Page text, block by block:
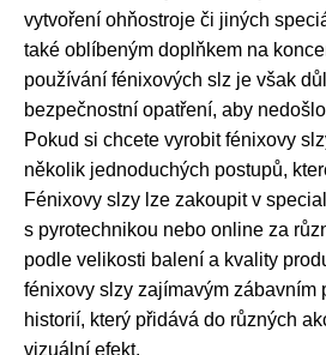
vytvoření ohňostroje či jiných
také oblíbeným doplňkem na
používání fénixových slz je však
bezpečnostní opatření, aby
Pokud si chcete vyrobit fénixovy
několik jednoduchých postupů,
Fénixovy slzy lze zakoupit v
s pyrotechnikou nebo online za
podle velikosti balení a kvality
fénixovy slzy zajímavým zábavním
historií, který přidává do různých
vizuální efekt.